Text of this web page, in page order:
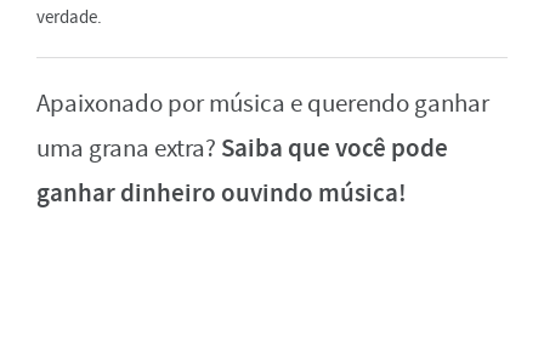
verdade.
Apaixonado por música e querendo ganhar
uma grana extra? Saiba que você pode
ganhar dinheiro ouvindo música!